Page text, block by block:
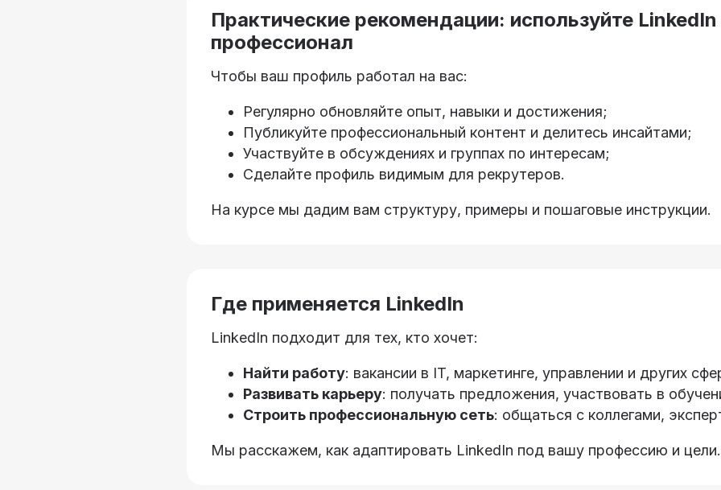
Практические рекомендации: используйте LinkedIn
профессионал
Чтобы ваш профиль работал на вас:
Регулярно обновляйте опыт, навыки и достижения;
Публикуйте профессиональный контент и делитесь инсайтами;
Участвуйте в обсуждениях и группах по интересам;
Сделайте профиль видимым для рекрутеров.
На курсе мы дадим вам структуру, примеры и пошаговые инструкции.
Где применяется LinkedIn
LinkedIn подходит для тех, кто хочет:
Найти работу: вакансии в IT, маркетинге, управлении и других
Развивать карьеру: получать предложения, участвовать в
Строить профессиональную сеть: общаться с коллегами,
Мы расскажем, как адаптировать LinkedIn под вашу профессию и цели.